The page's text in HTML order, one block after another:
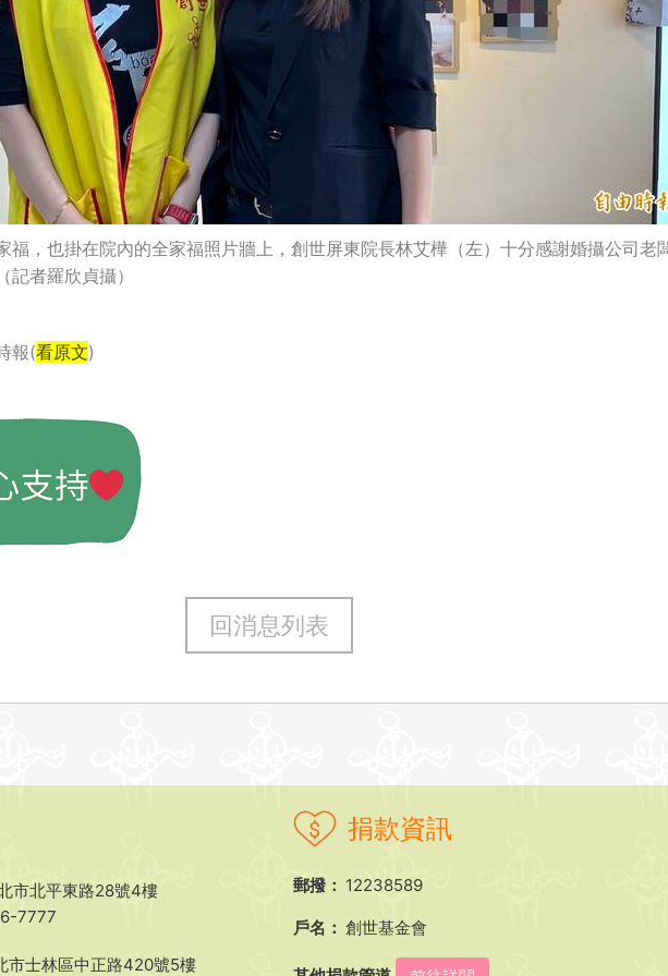
福，也掛在院內的全家福照片牆上，創世屏東院長林艾樺（左）十分感謝婚攝公司老
者羅欣貞攝）
報(看原文)
回消息列表
市北平東路28號4樓
7777
市士林區中正路420號5樓
捐款資訊
郵撥： 12238589
戶名： 創世基金會